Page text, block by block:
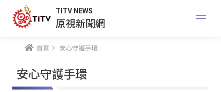
TITV NEWS
原視新聞網
首頁 安心守護手環
安心守護手環